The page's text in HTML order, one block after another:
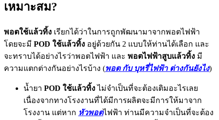
เหมาะสม?
พอตใช้แล้วทิ้ง เรียกได้ว่าในการถูกพัฒนามาจากพอตไฟฟ้า
โดยจะมี POD ใช้แล้วทิ้ง อยู่ด้วยกัน 2 แบบให้ท่านได้เลือก และ
จะทราบได้อย่างไรว่าพอตไฟฟ้า และ พอตไฟฟ้าสูบแล้วทิ้ง มี
ความแตกต่างกันอย่างไรบ้าง (พอต กับ บุหรี่ไฟฟ้า ต่างกันยังไง)
น้ำยา POD ใช้แล้วทิ้งไม่จำเป็นที่จะต้องเติมอะไรเลย
เนื่องจากทางโรงงานที่ได้มีการผลิตจะมีการให้มาจาก
โรงงาน แต่หาก หัวพอตไฟฟ้า ท่านมีความจำเป็นที่จะต้อง